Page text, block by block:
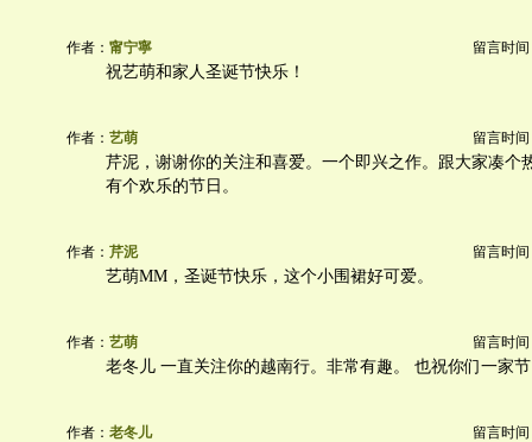
作者： 甯宁寧 留言时间
祝艺萌和家人圣诞节快乐！
作者： 艺萌 留言时间
芹泥，谢谢你的关注和喜爱。一个即兴之作。跟大家凑个
有个欢乐的节日。
作者： 芹泥 留言时间
艺萌MM，圣诞节快乐，这个小围裙好可爱。
作者： 艺萌 留言时间
老冬儿 一直关注你的越南行。非常有趣。 也祝你们一家
作者： 老冬儿 留言时间